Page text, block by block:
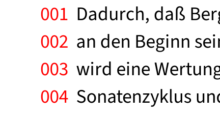
001 Dadurch, daß
002 an den Beginn
003 wird eine
004 Sonatenzyklus